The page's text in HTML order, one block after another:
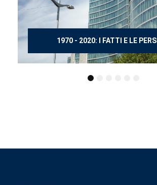
150 ANNI DOPO MANZONI